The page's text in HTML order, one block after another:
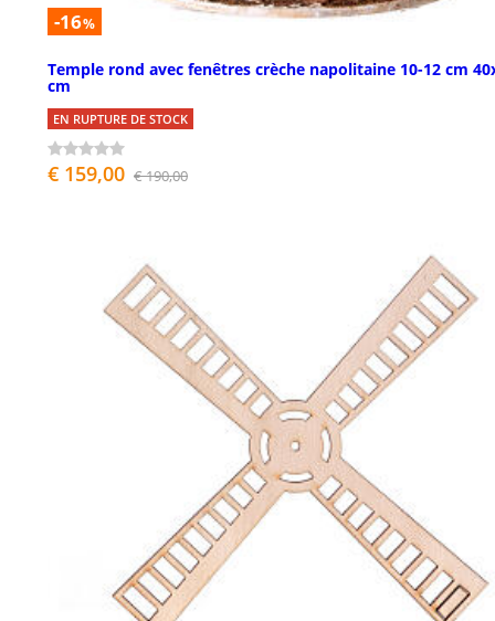
-16%
Temple rond avec fenêtres crèche napolitaine 10-12 cm
cm
EN RUPTURE DE STOCK
€ 159,00 € 190,00